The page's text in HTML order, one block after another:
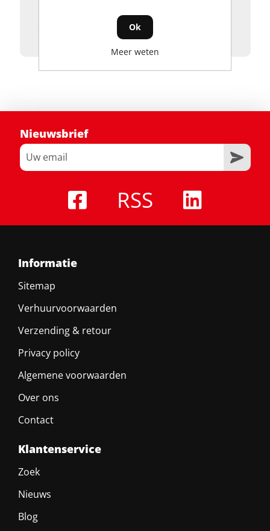
Kit bestaande uit machine, 2,5Ah accu en
een standaard oplader.
Nieuwsbrief
RSS
Informatie
Sitemap
Verhuurvoorwaarden
Verzending & retour
Privacy policy
Algemene voorwaarden
Over ons
Contact
Klantenservice
Zoek
Nieuws
Blog
Ok
Meer weten